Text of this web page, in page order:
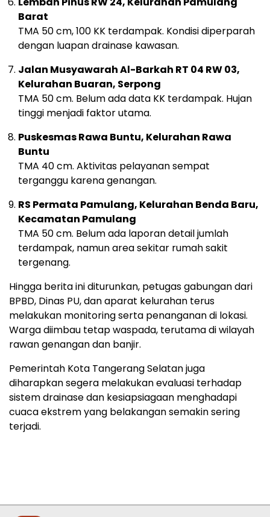
Barat
TMA 50 cm, 100 KK terdampak. Kondisi diperparah
dengan luapan drainase kawasan.
Jalan Musyawarah Al-Barkah RT 04 RW 03,
Kelurahan Buaran, Serpong
TMA 50 cm. Belum ada data KK terdampak. Hujan
tinggi menjadi faktor utama.
Puskesmas Rawa Buntu, Kelurahan Rawa
Buntu
TMA 40 cm. Aktivitas pelayanan sempat
terganggu karena genangan.
RS Permata Pamulang, Kelurahan Benda Baru,
Kecamatan Pamulang
TMA 50 cm. Belum ada laporan detail jumlah
terdampak, namun area sekitar rumah sakit
tergenang.
Hingga berita ini diturunkan, petugas gabungan dari
BPBD, Dinas PU, dan aparat kelurahan terus
melakukan monitoring serta penanganan di lokasi.
Warga diimbau tetap waspada, terutama di wilayah
rawan genangan dan banjir.
Pemerintah Kota Tangerang Selatan juga
diharapkan segera melakukan evaluasi terhadap
sistem drainase dan kesiapsiagaan menghadapi
cuaca ekstrem yang belakangan semakin sering
terjadi.